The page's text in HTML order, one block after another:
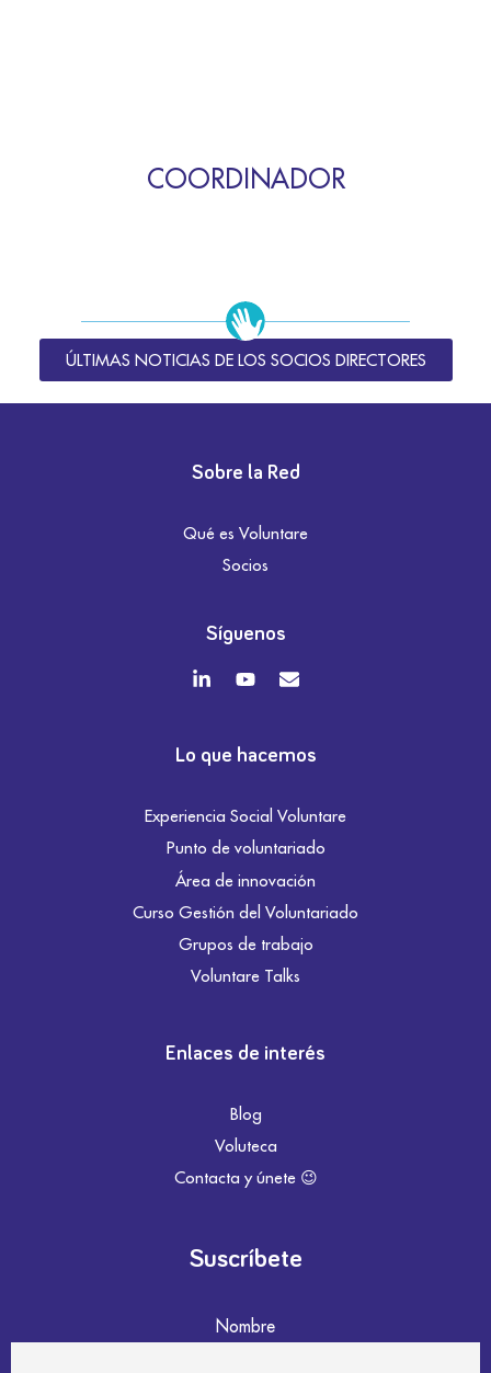
COORDINADOR
ÚLTIMAS NOTICIAS DE LOS SOCIOS DIRECTORES
Sobre la Red
Qué es Voluntare
Socios
Síguenos
Lo que hacemos
Experiencia Social Voluntare
Punto de voluntariado
Área de innovación
Curso Gestión del Voluntariado
Grupos de trabajo
Voluntare Talks
Enlaces de interés
Blog
Voluteca
Contacta y únete 😉
Suscríbete
Nombre